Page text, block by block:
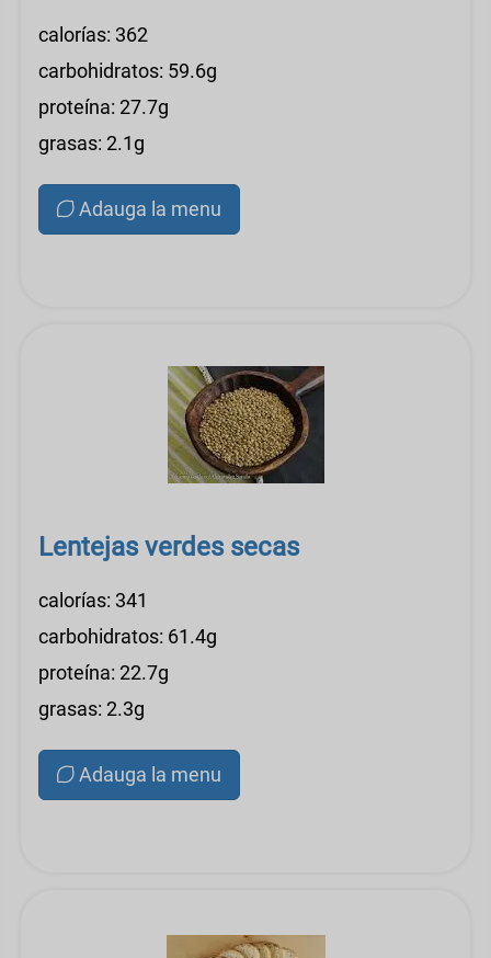
calorías: 362
carbohidratos: 59.6g
proteína: 27.7g
grasas: 2.1g
Adauga la menu
Lentejas verdes secas
calorías: 341
carbohidratos: 61.4g
proteína: 22.7g
grasas: 2.3g
Adauga la menu